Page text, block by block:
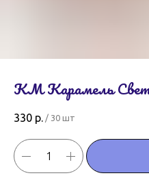
КМ Карамель
330 р. / 30 шт